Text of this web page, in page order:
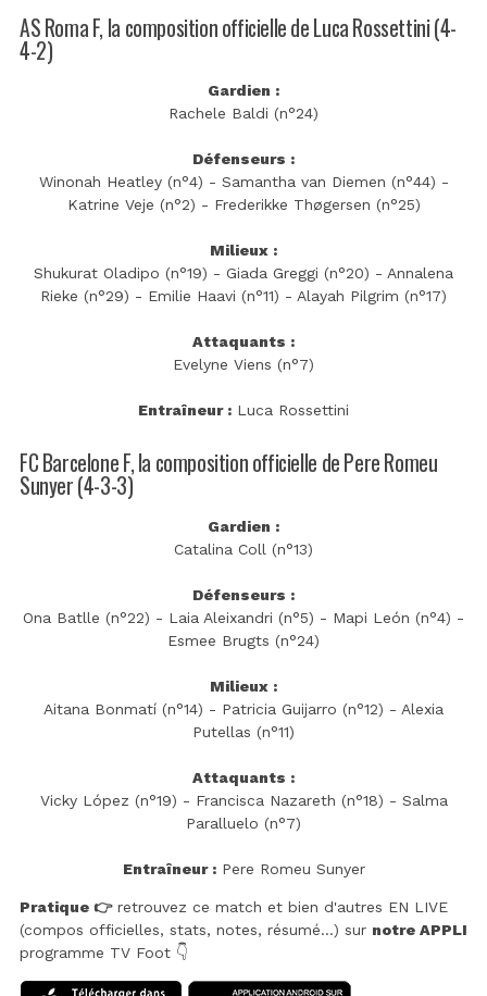
AS Roma F, la composition officielle de Luca Rossettini (4-
4-2)
Gardien :
Rachele Baldi (n°24)
Défenseurs :
Winonah Heatley (n°4) - Samantha van Diemen (n°44) -
Katrine Veje (n°2) - Frederikke Thøgersen (n°25)
Milieux :
Shukurat Oladipo (n°19) - Giada Greggi (n°20) - Annalena
Rieke (n°29) - Emilie Haavi (n°11) - Alayah Pilgrim (n°17)
Attaquants :
Evelyne Viens (n°7)
Entraîneur : Luca Rossettini
FC Barcelone F, la composition officielle de Pere Romeu
Sunyer (4-3-3)
Gardien :
Catalina Coll (n°13)
Défenseurs :
Ona Batlle (n°22) - Laia Aleixandri (n°5) - Mapi León (n°4) -
Esmee Brugts (n°24)
Milieux :
Aitana Bonmatí (n°14) - Patricia Guijarro (n°12) - Alexia
Putellas (n°11)
Attaquants :
Vicky López (n°19) - Francisca Nazareth (n°18) - Salma
Paralluelo (n°7)
Entraîneur :Pere Romeu Sunyer
Pratique 👉retrouvez ce match et bien d'autres EN LIVE
(compos officielles, stats, notes, résumé...) sur notre APPLI
programme TV Foot 👇